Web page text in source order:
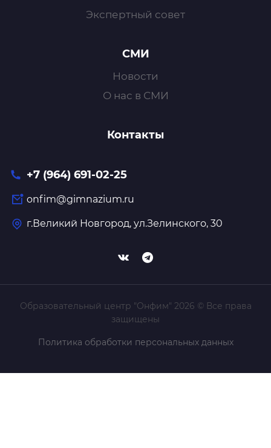
Экспертный совет
СМИ
Новости
О нас в СМИ
Контакты
+7 (964) 691-02-25
onfim@gimnazium.ru
г.Великий Новгород, ул.Зелинского, 30
Образовательный центр "Онфим" 2026 © Все права
защищены
Политика обработки персональных данных